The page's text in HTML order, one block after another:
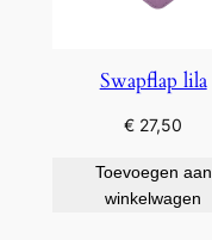
Swapflap lila
€ 27,50
Toevoegen aan
winkelwagen